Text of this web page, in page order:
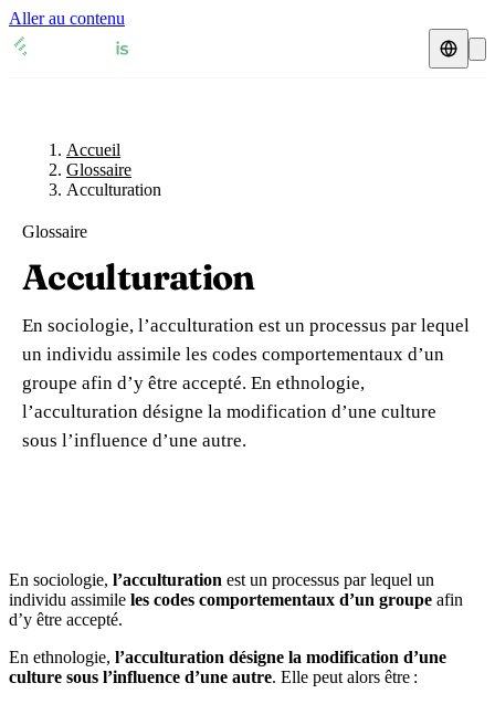
Aller au contenu
🇫🇷 France
🇬🇧 Royaume-Uni
🇧🇪 Belgique
Allemagne
🇮🇹 Italie
🇳🇴 Norvège
Voir tous les pays
Fiches TVA
🇫🇷 France
🇬🇧
🇨🇭 Suisse
🇧🇪 Belgique
🇩🇪Allemagne
🇮🇹
🇳🇱 Pays-Bas
Toutes les fiches pays
Expert-comptable
Expert-comptable e-commerce
Expert-comptable Amazon
Ressources & Blog
Blog
Glossaire
Vérifier un n° TVA
Calculateur de TVA
Accueil
Glossaire
Acculturation
Glossaire
Acculturation
En sociologie, l’acculturation est un processus par lequel
un individu assimile les codes comportementaux d’un
groupe afin d’y être accepté. En ethnologie,
l’acculturation désigne la modification d’une culture
sous l’influence d’une autre.
En sociologie, l’acculturation est un processus par lequel un
individu assimile les codes comportementaux d’un groupe afin
d’y être accepté.
En ethnologie, l’acculturation désigne la modification d’une
culture sous l’influence d’une autre. Elle peut alors être :